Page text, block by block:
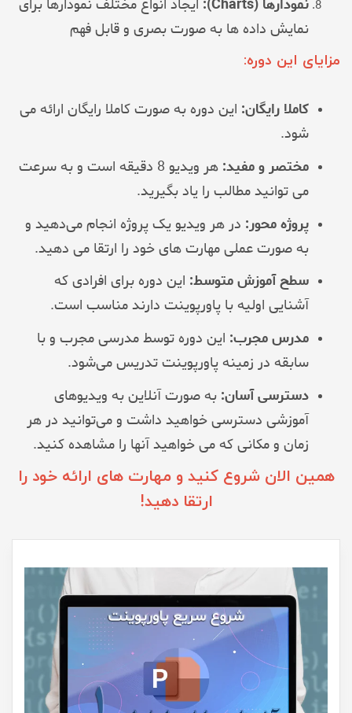
نمایش داده ها به صورت بصری و قابل فهم
مزایای این دوره:
کاملا رایگان: این دوره به صورت کاملا رایگان ارائه می
شود.
مختصر و مفید:
هر ویدیو 8 دقیقه است و به سرعت
می توانید مطالب را یاد بگیرید.
پروژه محور: در هر ویدیو یک پروژه انجام می‌دهید و
به صورت عملی مهارت های خود را ارتقا می دهید.
سطح آموزش متوسط: این دوره برای افرادی که
آشنایی اولیه با پاورپوینت دارند مناسب است.
مدرس مجرب: این دوره توسط مدرسی مجرب و با
سابقه در زمینه پاورپوینت تدریس می‌شود.
دسترسی آسان: به صورت آنلاین به ویدیوهای
آموزشی دسترسی خواهید داشت و می‌توانید در هر
زمان و مکانی که می خواهید آنها را مشاهده کنید.
همین الان شروع کنید و مهارت های ارائه خود را
ارتقا دهید!